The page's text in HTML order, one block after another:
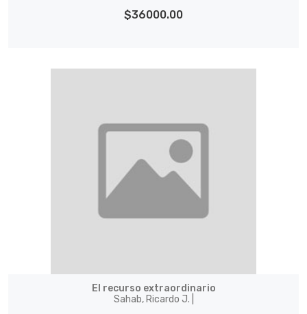
$36000.00
El recurso extraordinario
Sahab, Ricardo J. |